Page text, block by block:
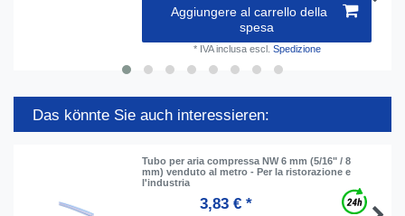
Aggiungere al carrello della
spesa
* IVA inclusaescl. Spedizione
Das könnte Sie auch interessieren:
Tubo per aria compressa NW 6 mm (5/16" / 8
mm) venduto al metro - Per la ristorazione e
l'industria
3,83 € *